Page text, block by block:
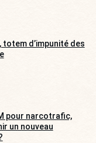
totem d’impunité des
pour narcotrafic,
un nouveau